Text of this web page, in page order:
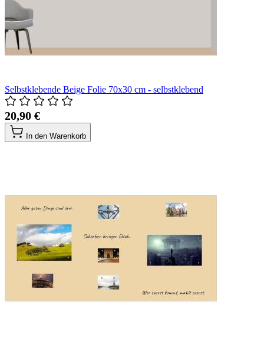
Selbstklebende Beige Folie 70x30 cm - selbstklebend
20,90 €
In den Warenkorb